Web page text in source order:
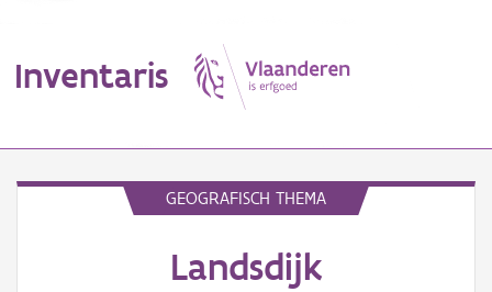
Inventaris
GEOGRAFISCH THEMA
Landsdijk